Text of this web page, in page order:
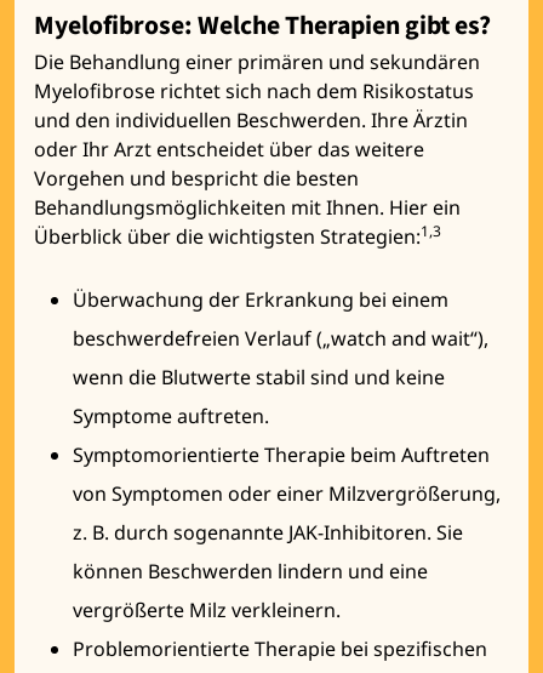
Myelofibrose: Welche Therapien gibt es?
Die Behandlung einer primären und sekundären
Myelofibrose richtet sich nach dem Risikostatus
und den individuellen Beschwerden. Ihre Ärztin
oder Ihr Arzt entscheidet über das weitere
Vorgehen und bespricht die besten
Behandlungsmöglichkeiten mit Ihnen. Hier ein
Überblick über die wichtigsten Strategien:1,3
Überwachung der Erkrankung bei einem
beschwerdefreien Verlauf („watch and wait“),
wenn die Blutwerte stabil sind und keine
Symptome auftreten.
Symptomorientierte Therapie beim Auftreten
von Symptomen oder einer Milzvergrößerung,
z. B. durch sogenannte JAK-Inhibitoren. Sie
können Beschwerden lindern und eine
vergrößerte Milz verkleinern.
Problemorientierte Therapie bei spezifischen